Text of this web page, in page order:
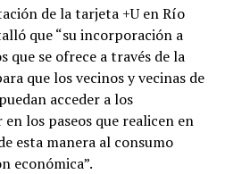
de la tarjeta +U en Río
que “su incorporación a
que se ofrece a través de la
que los vecinos y vecinas de
acceder a los
los paseos que realicen en
esta manera al consumo
económica”.